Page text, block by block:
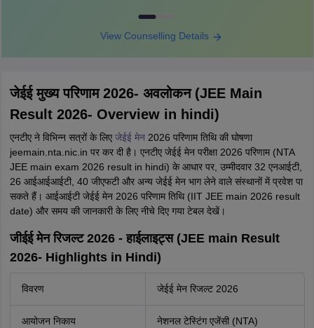
View Counselling Details
जेईई मुख्य परिणाम 2026- अवलोकन (JEE Main
Result 2026- Overview in hindi)
एनटीए ने विभिन्न सत्रों के लिए जेईई मेन2026 परिणाम तिथि की घोषणा
jeemain.nta.nic.in पर कर दी है। एनटीए जेईई मेन परीक्षा 2026 परिणाम (NTA
JEE main exam 2026 result in hindi) के आधार पर, उम्मीदवार 32 एनआईटी,
26 आईआईआईटी, 40 जीएफटी और अन्य जेईई मेन भाग लेने वाले संस्थानों में प्रवेश पा
सकते हैं। आईआईटी जेईई मेन 2026 परिणाम तिथि (IIT JEE main 2026 result
date) और समय की जानकारी के लिए नीचे दिए गया टेबल देखें।
जीईई मेन रिजल्ट 2026 - हाईलाइट्स (JEE main Result
2026- Highlights in Hindi)
विवरण जेईई मेन रिजल्ट 2026
आयोजन निकाय नेशनल टेस्टिंग एजेंसी (NTA)